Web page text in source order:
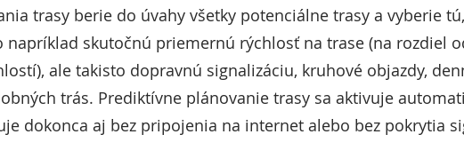
trasy berie do úvahy všetky potenciálne trasy a vyberie
napríklad skutočnú priemernú rýchlosť na trase (na rozdiel
ale takisto dopravnú signalizáciu, kruhové objazdy,
trás. Prediktívne plánovanie trasy sa aktivuje
dokonca aj bez pripojenia na internet alebo bez pokrytia